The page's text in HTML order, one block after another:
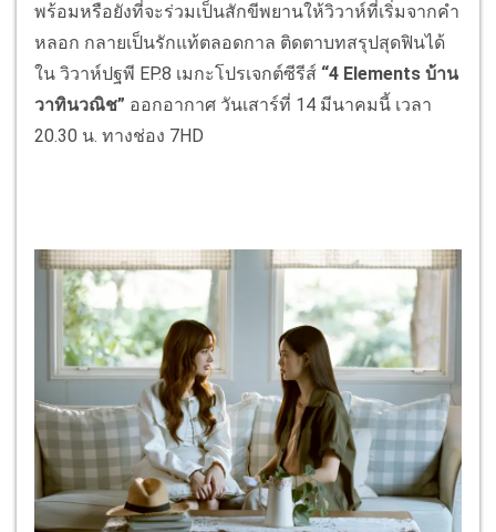
พร้อมหรือยังที่จะร่วมเป็นสักขีพยานให้วิวาห์ที่เริ่มจากคำ
หลอก กลายเป็นรักแท้ตลอดกาล ติดตาบทสรุปสุดฟินได้
ใน วิวาห์ปฐพี EP.8 เมกะโปรเจกต์ซีรีส์ “4 Elements บ้าน
วาทินวณิช” ออกอากาศ วันเสาร์ที่ 14 มีนาคมนี้ เวลา
20.30 น. ทางช่อง 7HD